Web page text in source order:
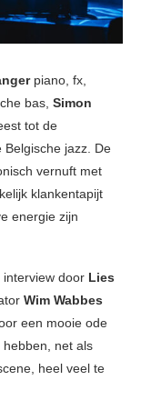
piano, fx,
bas, Simon
tot de
jazz. De
vernuft met
klankentapijt
energie zijn
door Lies
Wim Wabbes
een mooie ode
net als
heel veel te